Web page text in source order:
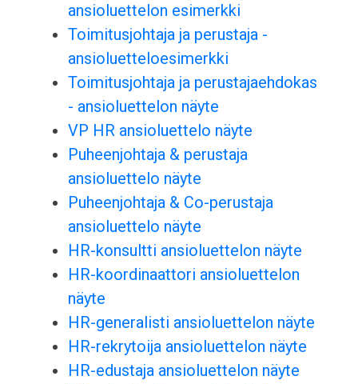
ansioluettelon esimerkki
Toimitusjohtaja ja perustaja -
ansioluetteloesimerkki
Toimitusjohtaja ja perustajaehdokas
- ansioluettelon näyte
VP HR ansioluettelo näyte
Puheenjohtaja & perustaja
ansioluettelo näyte
Puheenjohtaja & Co-perustaja
ansioluettelo näyte
HR-konsultti ansioluettelon näyte
HR-koordinaattori ansioluettelon
näyte
HR-generalisti ansioluettelon näyte
HR-rekrytoija ansioluettelon näyte
HR-edustaja ansioluettelon näyte